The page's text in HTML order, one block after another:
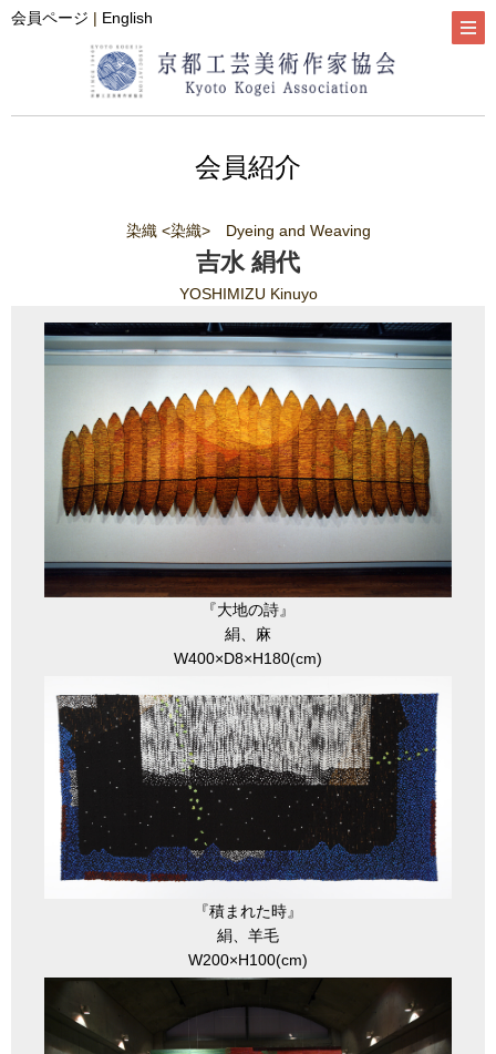
会員ページ | English
会員紹介
染織 <染織> Dyeing and Weaving
吉水 絹代
YOSHIMIZU Kinuyo
『大地の詩』
絹、麻
W400×D8×H180(cm)
『積まれた時』
絹、羊毛
W200×H100(cm)